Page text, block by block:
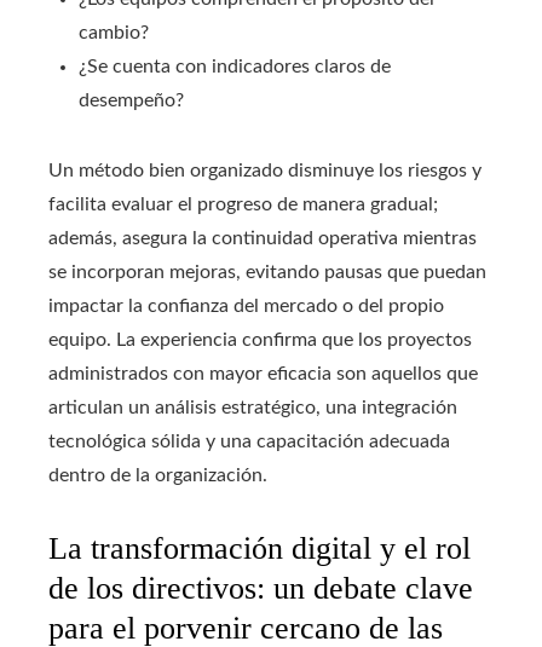
cambio?
¿Se cuenta con indicadores claros de
desempeño?
Un método bien organizado disminuye los riesgos y
facilita evaluar el progreso de manera gradual;
además, asegura la continuidad operativa mientras
se incorporan mejoras, evitando pausas que puedan
impactar la confianza del mercado o del propio
equipo. La experiencia confirma que los proyectos
administrados con mayor eficacia son aquellos que
articulan un análisis estratégico, una integración
tecnológica sólida y una capacitación adecuada
dentro de la organización.
La transformación digital y el rol
de los directivos: un debate clave
para el porvenir cercano de las